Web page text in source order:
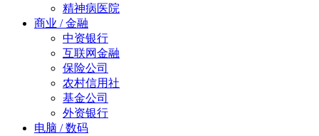
精神病医院
商业 / 金融
中资银行
互联网金融
保险公司
农村信用社
基金公司
外资银行
电脑 / 数码